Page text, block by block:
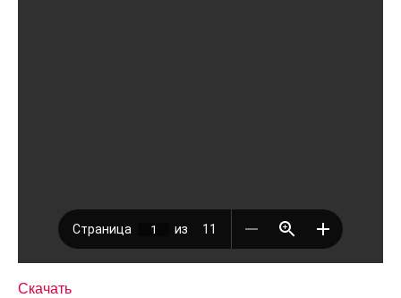
Скачать